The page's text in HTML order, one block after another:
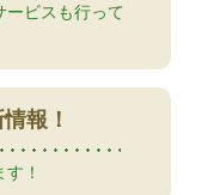
ービスも行って
報！
！